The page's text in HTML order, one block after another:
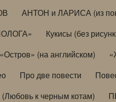
АНТОН и ЛАРИСА (из
Кукисы (без
(на английском)
Про две повести
к черным котам)